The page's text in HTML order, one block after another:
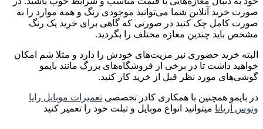
صورت خرید آنلاین شما می‌توانید موجودی رنگ و همه موارد را به
صورت کامل چک کنید در صورتی که گاهی برای خرید یک رنگ
مشخص باید چندین مغازه مختلف را بگردید.
البته خرید حضوری نیز مزیت‌های خودش را دارد و مثلا شم امکان
خواهید داشت تا در برخی از فروشگاه‌های بزرگ مانند بایمو
گوشی‌های مورد نظر قبل از خرید کار کنید.
در بایمو همچنین با همکاری کادر تخصصی تعمیرات موبایل رایا
ونوس آریانا میتوانید انواع موبایل و تبلت خود را تعمیر کنید